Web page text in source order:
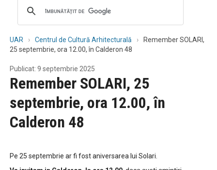
UAR Centrul de Cultură Arhitecturală
Remember SOLARI,
25 septembrie, ora 12.00, în Calderon 48
Publicat: 9 septembrie 2025
Remember SOLARI, 25
septembrie, ora 12.00, în
Calderon 48
Pe 25 septembrie ar fi fost aniversarea lui Solari.